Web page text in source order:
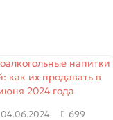
04.06.2024 699